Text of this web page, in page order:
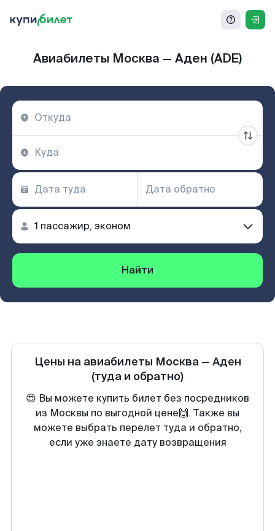
Авиабилеты Москва — Аден (ADE)
Найти
Цены на авиабилеты Москва— Аден
(туда и обратно)
😍 Вы можете купить билет без посредников
из Москвы по выгодной цене🙌. Также вы
можете выбрать перелет туда и обратно,
если уже знаете дату возвращения